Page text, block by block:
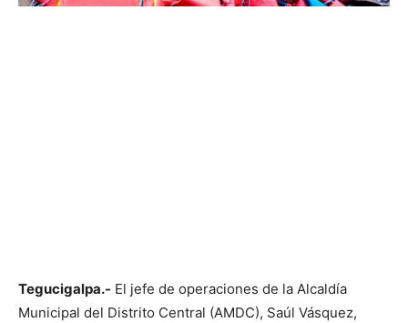
Tegucigalpa.- El jefe de operaciones de la Alcaldía
Municipal del Distrito Central (AMDC), Saúl Vásquez,